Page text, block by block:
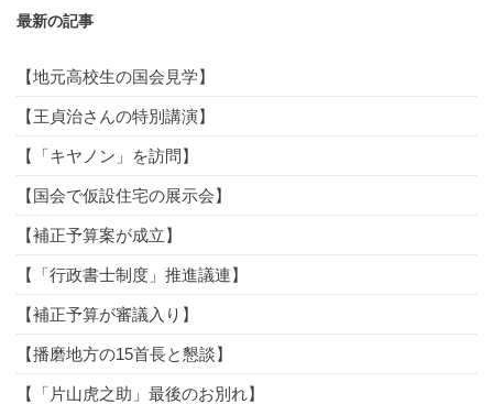
最新の記事
【地元高校生の国会見学】
【王貞治さんの特別講演】
【「キヤノン」を訪問】
【国会で仮設住宅の展示会】
【補正予算案が成立】
【「行政書士制度」推進議連】
【補正予算が審議入り】
【播磨地方の15首長と懇談】
【「片山虎之助」最後のお別れ】